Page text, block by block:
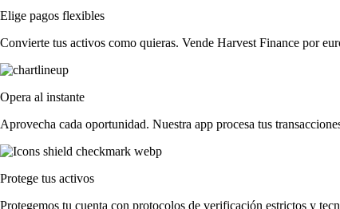
Elige pagos flexibles
Convierte tus activos como quieras. Vende Harvest Finance por
Opera al instante
Aprovecha cada oportunidad. Nuestra app procesa tus
Protege tus activos
Protegemos tu cuenta con protocolos de verificación estrictos y